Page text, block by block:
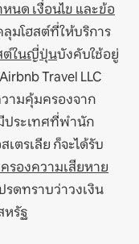
นด เงื่อนไข และข้อ
มโฮสต์ที่ให้บริการ
ต์ในญี่ปุ่นบังคับใช้อยู่
Travel LLC
ามคุ้มครองจาก
ประเทศที่พำนัก
ตรเลีย ก็จะได้รับ
รองความเสียหาย
รดทราบว่าวงเงิน
หรัฐ